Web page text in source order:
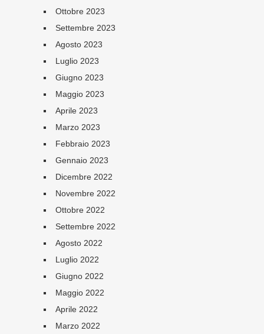
Ottobre 2023
Settembre 2023
Agosto 2023
Luglio 2023
Giugno 2023
Maggio 2023
Aprile 2023
Marzo 2023
Febbraio 2023
Gennaio 2023
Dicembre 2022
Novembre 2022
Ottobre 2022
Settembre 2022
Agosto 2022
Luglio 2022
Giugno 2022
Maggio 2022
Aprile 2022
Marzo 2022